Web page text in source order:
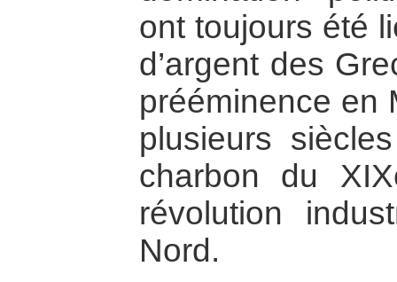
ont toujours été
d’argent des
prééminence en
plusieurs
charbon du
révolution
Nord.